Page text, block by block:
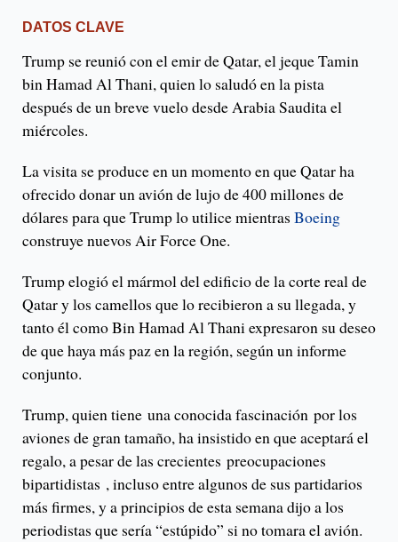
DATOS CLAVE
Trump se reunió con el emir de Qatar, el jeque Tamin
bin Hamad Al Thani, quien lo saludó en la pista
después de un breve vuelo desde Arabia Saudita el
miércoles.
La visita se produce en un momento en que Qatar ha
ofrecido donar un avión de lujo de 400 millones de
dólares para que Trump lo utilice mientras Boeing
construye nuevos Air Force One.
Trump elogió el mármol del edificio de la corte real de
Qatar y los camellos que lo recibieron a su llegada, y
tanto él como Bin Hamad Al Thani expresaron su deseo
de que haya más paz en la región, según un informe
conjunto.
Trump, quien tiene una conocida fascinación por los
aviones de gran tamaño, ha insistido en que aceptará el
regalo, a pesar de las crecientes preocupaciones
bipartidistas , incluso entre algunos de sus partidarios
más firmes, y a principios de esta semana dijo a los
periodistas que sería “estúpido” si no tomara el avión.